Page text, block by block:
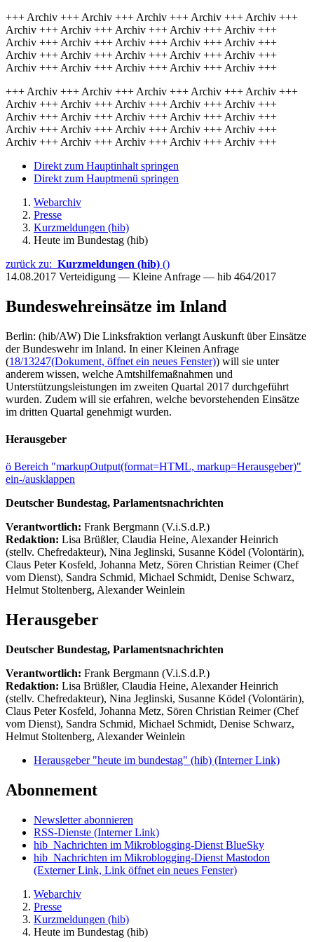
+++ Archiv +++ Archiv +++ Archiv +++ Archiv +++ Archiv +++
Archiv +++ Archiv +++ Archiv +++ Archiv +++ Archiv +++
Archiv +++ Archiv +++ Archiv +++ Archiv +++ Archiv +++
Archiv +++ Archiv +++ Archiv +++ Archiv +++ Archiv +++
Archiv +++ Archiv +++ Archiv +++ Archiv +++ Archiv +++
+++ Archiv +++ Archiv +++ Archiv +++ Archiv +++ Archiv +++
Archiv +++ Archiv +++ Archiv +++ Archiv +++ Archiv +++
Archiv +++ Archiv +++ Archiv +++ Archiv +++ Archiv +++
Archiv +++ Archiv +++ Archiv +++ Archiv +++ Archiv +++
Archiv +++ Archiv +++ Archiv +++ Archiv +++ Archiv +++
Direkt zum Hauptinhalt springen
Direkt zum Hauptmenü springen
Webarchiv
Presse
Kurzmeldungen (hib)
Heute im Bundestag (hib)
zurück zu: Kurzmeldungen (hib) ()
14.08.2017 Verteidigung — Kleine Anfrage — hib 464/2017
Bundeswehreinsätze im Inland
Berlin: (hib/AW) Die Linksfraktion verlangt Auskunft über Einsätze
der Bundeswehr im Inland. In einer Kleinen Anfrage
(18/13247(Dokument, öffnet ein neues Fenster)) will sie unter
anderem wissen, welche Amtshilfemaßnahmen und
Unterstützungsleistungen im zweiten Quartal 2017 durchgeführt
wurden. Zudem will sie erfahren, welche bevorstehenden Einsätze
im dritten Quartal genehmigt wurden.
Herausgeber
ö Bereich "markupOutput(format=HTML, markup=Herausgeber)"
ein-/ausklappen
Deutscher Bundestag, Parlamentsnachrichten
Verantwortlich: Frank Bergmann (V.i.S.d.P.)
Redaktion: Lisa Brüßler, Claudia Heine, Alexander Heinrich
(stellv. Chefredakteur), Nina Jeglinski, Susanne Ködel (Volontärin),
Claus Peter Kosfeld, Johanna Metz, Sören Christian Reimer (Chef
vom Dienst), Sandra Schmid, Michael Schmidt, Denise Schwarz,
Helmut Stoltenberg, Alexander Weinlein
Herausgeber
Deutscher Bundestag, Parlamentsnachrichten
Verantwortlich: Frank Bergmann (V.i.S.d.P.)
Redaktion: Lisa Brüßler, Claudia Heine, Alexander Heinrich
(stellv. Chefredakteur), Nina Jeglinski, Susanne Ködel (Volontärin),
Claus Peter Kosfeld, Johanna Metz, Sören Christian Reimer (Chef
vom Dienst), Sandra Schmid, Michael Schmidt, Denise Schwarz,
Helmut Stoltenberg, Alexander Weinlein
Herausgeber "heute im bundestag" (hib) (Interner Link)
Abonnement
Newsletter abonnieren
RSS-Dienste (Interner Link)
hib_Nachrichten im Mikroblogging-Dienst BlueSky
hib_Nachrichten im Mikroblogging-Dienst Mastodon
(Externer Link, Link öffnet ein neues Fenster)
Webarchiv
Presse
Kurzmeldungen (hib)
Heute im Bundestag (hib)